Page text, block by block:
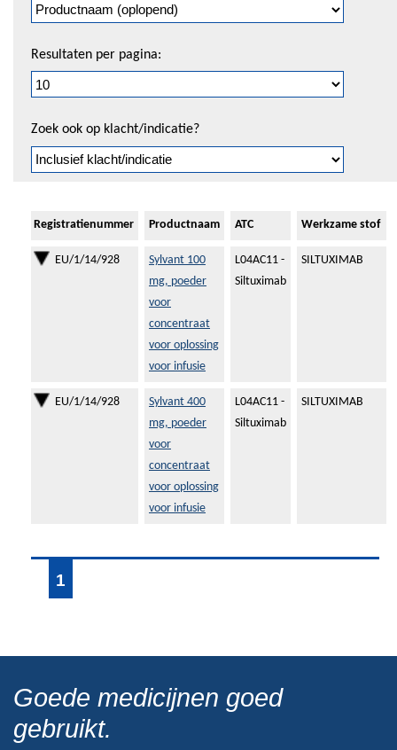
pagineren
Resultaten per pagina:
Zoek ook op klacht/indicatie?
Registratienummer Productnaam ATC Werkzame stof
EU/1/14/928
Sylvant 100
mg, poeder
voor
concentraat
voor oplossing
voor infusie
L04AC11 -
Siltuximab
SILTUXIMAB
EU/1/14/928
Sylvant 400
mg, poeder
voor
concentraat
voor oplossing
voor infusie
L04AC11 -
Siltuximab
SILTUXIMAB
1
Goede medicijnen goed
gebruikt.